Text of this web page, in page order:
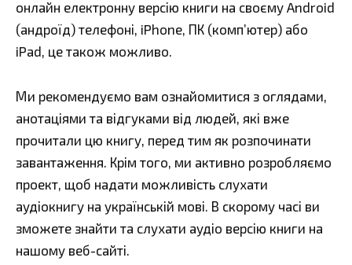
онлайн електронну версію книги на своєму Android
(андроїд) телефоні, iPhone, ПК (комп’ютер) або
iPad, це також можливо.
Ми рекомендуємо вам ознайомитися з оглядами,
анотаціями та відгуками від людей, які вже
прочитали цю книгу, перед тим як розпочинати
завантаження. Крім того, ми активно розробляємо
проект, щоб надати можливість слухати
аудіокнигу на українській мові. В скорому часі ви
зможете знайти та слухати аудіо версію книги на
нашому веб-сайті.